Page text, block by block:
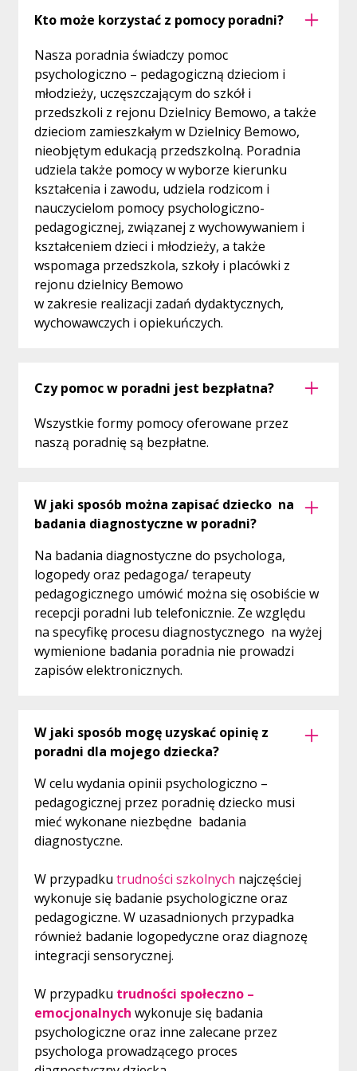
wspólnie z oddziałem i wymagają dostosowania
specjalnych potrzeb edukacyjnych.
Opinię o potrzebie pomocy w formie
zindywidualizowanej ścieżki wydaje się uczniowi,
wobec którego udzielona dotychczas pomoc
psychologiczno – pedagogiczna w szkole nie
przyniosła wystarczającej poprawy jego
funkcjonowania. Opinię o potrzebie pomocy w
formie zindywidualizowanej ścieżki wydaje się
uczniowi na wniosek rodzica / prawnego
opiekuna ucznia.
W celu uzyskania opinii poradni, z której wynika
potrzeba objęcia ucznia pomocą w formie
zindywidualizowanej ścieżki należy:
dostarczyć do poradni opinię nauczycieli i
uczniem/ dzieckiem, o funkcjonowaniu
dziecka w przedszkolu lub szkole,
stan zdrowia, należy złożyć również
zaświadczenie lekarskie wskazujące wpływ
przebiegu choroby na funkcjonowanie
ucznia w szkole oraz ograniczenia w
zakresie możliwości jego udziału w zajęciach
wychowania przedszkolnego / zajęciach
edukacyjnych wspólnie z oddziałem.
Przed wydaniem opinii zespół diagnostyczny w
poradni we współpracy ze szkołą oraz rodzicami
efekty udzielanej dotychczas pomocy.
przejdź do zakładki DRUKI
należy:
zapisać dziecko na badanie psychologiczno
– pedagogiczne w Poradni,
dostarczyć opinię ze szkoły/przedszkola
dotyczącą funkcjonowania dziecka w
placówce na druku przygotowanym przez
Poradnię,
jeżeli dziecko uczestniczy w zajęciach z
zakresu pomocy psychologiczno-
pedagogicznej w szkole lub przedszkolu
dołączyć należy również opinię o
funkcjonowaniu dziecka sporządzoną przez
specjalistów prowadzących zajęcia,
złożyć wniosek o wydanie opinii.
DRUKI DO POBRANIA:
Kto może korzystać z pomocy poradni?
Nasza poradnia świadczy pomoc
psychologiczno – pedagogiczną dzieciom i
młodzieży, uczęszczającym do szkół i
przedszkoli z rejonu Dzielnicy Bemowo, a także
dzieciom zamieszkałym w Dzielnicy Bemowo,
nieobjętym edukacją przedszkolną. Poradnia
udziela także pomocy w wyborze kierunku
kształcenia i zawodu, udziela rodzicom i
nauczycielom pomocy psychologiczno-
pedagogicznej, związanej z wychowywaniem i
kształceniem dzieci i młodzieży, a także
wspomaga przedszkola, szkoły i placówki z
rejonu dzielnicy Bemowo
w zakresie realizacji zadań dydaktycznych,
wychowawczych i opiekuńczych.
Czy pomoc w poradni jest bezpłatna?
Wszystkie formy pomocy oferowane przez
naszą poradnię są bezpłatne.
W jaki sposób można zapisać dziecko na
badania diagnostyczne w poradni?
Na badania diagnostyczne do psychologa,
logopedy oraz pedagoga/ terapeuty
pedagogicznego umówić można się osobiście w
recepcji poradni lub telefonicznie. Ze względu
na specyfikę procesu diagnostycznego na wyżej
wymienione badania poradnia nie prowadzi
zapisów elektronicznych.
W jaki sposób mogę uzyskać opinię z
poradni dla mojego dziecka?
W celu wydania opinii psychologiczno –
pedagogicznej przez poradnię dziecko musi
mieć wykonane niezbędne badania
diagnostyczne.
W przypadkutrudności szkolnych najczęściej
wykonuje się badanie psychologiczne oraz
pedagogiczne. W uzasadnionych przypadka
również badanie logopedyczne oraz diagnozę
integracji sensorycznej.
W przypadku trudności społeczno –
emocjonalnych wykonuje się badania
psychologiczne oraz inne zalecane przez
psychologa prowadzącego proces